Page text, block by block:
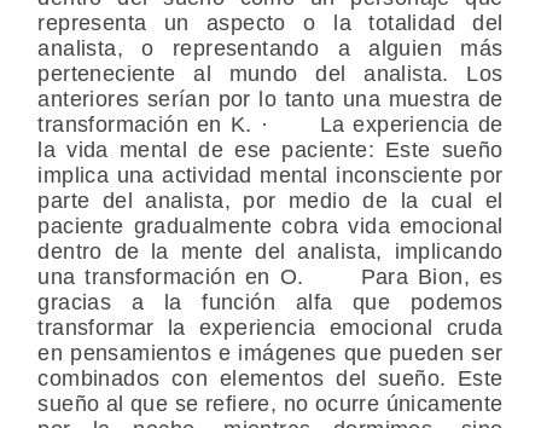
representa un aspecto o la totalidad del
analista, o representando a alguien más
perteneciente al mundo del analista. Los
anteriores serían por lo tanto una muestra de
transformación en K. · La experiencia de
la vida mental de ese paciente: Este sueño
implica una actividad mental inconsciente por
parte del analista, por medio de la cual el
paciente gradualmente cobra vida emocional
dentro de la mente del analista, implicando
una transformación en O. Para Bion, es
gracias a la función alfa que podemos
transformar la experiencia emocional cruda
en pensamientos e imágenes que pueden ser
combinados con elementos del sueño. Este
sueño al que se refiere, no ocurre únicamente